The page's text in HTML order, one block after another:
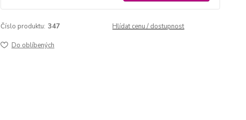
Číslo produktu: 347 Hlídat cenu / dostupnost
Do oblíbených